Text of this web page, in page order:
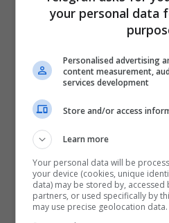
your personal data
Personalised advertising
content measurement,
services development
Store and/or access
Learn more
Your personal data will be
your device (cookies, unique
data) may be stored by,
partners, or used specifically by
may use precise geolocation data.